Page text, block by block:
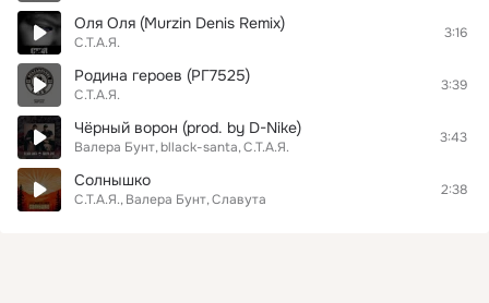
Оля Оля (Murzin Denis Remix)
С.Т.А.Я.
3:16
Родина героев (РГ7525)
С.Т.А.Я.
3:39
Чёрный ворон (prod. by D-Nike)
Валера Бунт bllack-santa С.Т.А.Я.
3:43
Солнышко
С.Т.А.Я. Валера Бунт Славута
2:38